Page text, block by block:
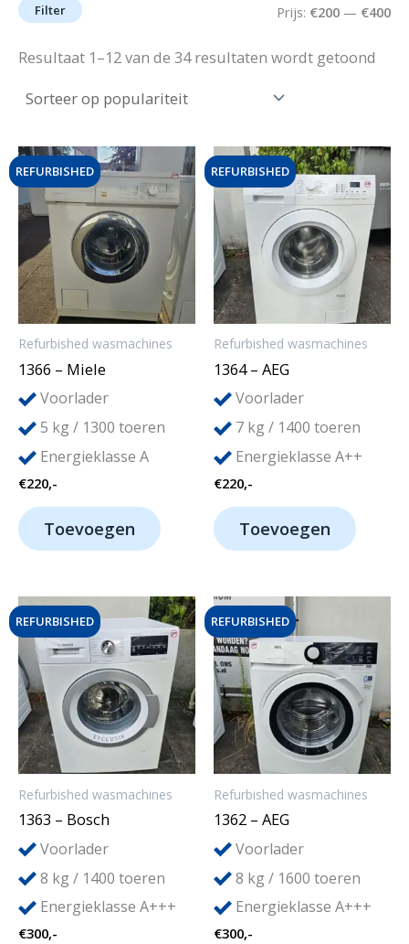
M
j
s
M
j
s
Filter Prijs: €200 — €400
Resultaat 1–12 van de 34 resultaten wordt getoond
REFURBISHED
Refurbished wasmachines
1366 – Miele
Voorlader
5 kg / 1300 toeren
Energieklasse A
€220,-
Toevoegen
REFURBISHED
Refurbished wasmachines
1364 – AEG
Voorlader
7 kg / 1400 toeren
Energieklasse A++
€220,-
Toevoegen
REFURBISHED
Refurbished wasmachines
1363 – Bosch
Voorlader
8 kg / 1400 toeren
Energieklasse A+++
€300,-
REFURBISHED
Refurbished wasmachines
1362 – AEG
Voorlader
8 kg / 1600 toeren
Energieklasse A+++
€300,-